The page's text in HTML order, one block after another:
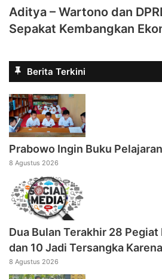
Aditya – Wartono dan
Sepakat Kembangkan
Berita Terkini
Prabowo Ingin Buku
8 Agustus 2026
Dua Bulan Terakhir 28
dan 10 Jadi Tersangka
8 Agustus 2026